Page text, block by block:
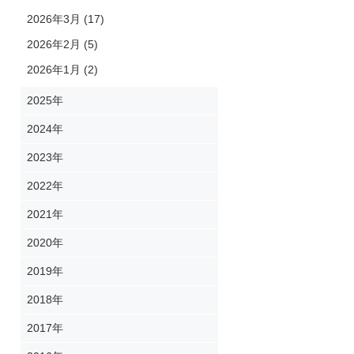
2026年3月 (17)
2026年2月 (5)
2026年1月 (2)
2025年
2024年
2023年
2022年
2021年
2020年
2019年
2018年
2017年